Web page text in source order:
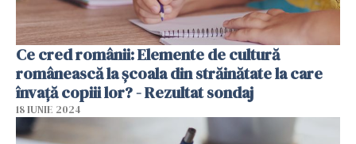
Ce cred românii: Elemente de cultură
românească la școala din străinătate la care
învață copiii lor? - Rezultat sondaj
18 IUNIE 2024